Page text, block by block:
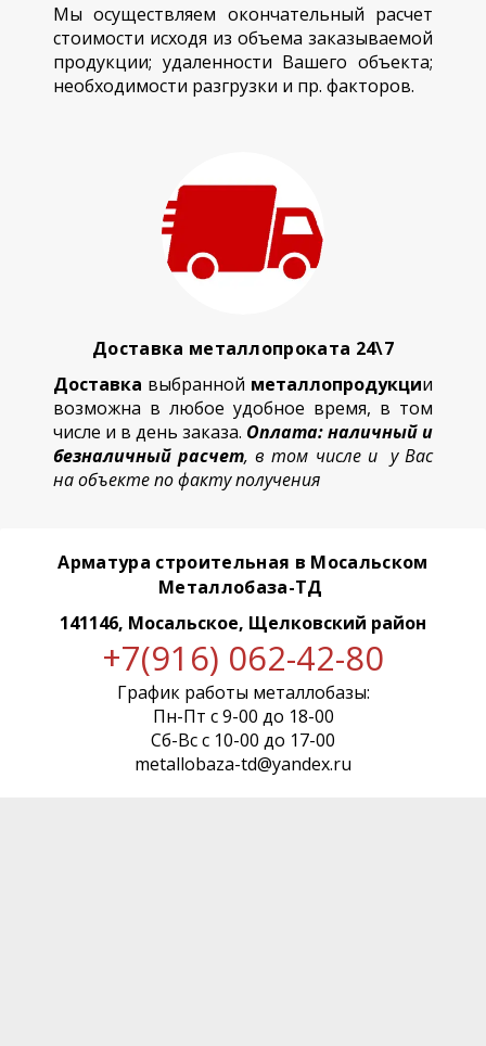
Мы осуществляем окончательный расчет
стоимости исходя из объема заказываемой
продукции; удаленности Вашего объекта;
необходимости разгрузки и пр. факторов.
Доставка металлопроката 24\7
Доставка выбранной металлопродукции
возможна в любое удобное время, в том
числе и в день заказа. Оплата: наличный и
безналичный расчет, в том числе и у Вас
на объекте по факту получения
Арматура строительная в Мосальском
Металлобаза-ТД
141146, Мосальское, Щелковский район
+7(916) 062-42-80
График работы металлобазы:
Пн-Пт с 9-00 до 18-00
Сб-Вс с 10-00 до 17-00
metallobaza-td@yandex.ru